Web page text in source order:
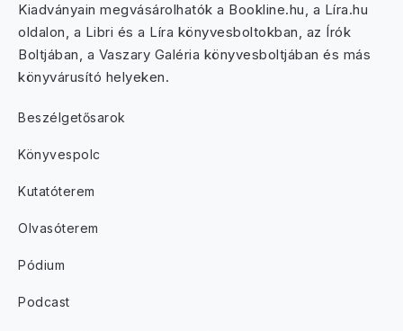
Kiadványain megvásárolhatók a Bookline.hu, a Líra.hu
oldalon, a Libri és a Líra könyvesboltokban, az Írók
Boltjában, a Vaszary Galéria könyvesboltjában és más
könyvárusító helyeken.
Beszélgetősarok
Könyvespolc
Kutatóterem
Olvasóterem
Pódium
Podcast